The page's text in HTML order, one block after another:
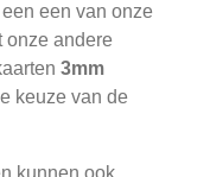
een van onze
onze andere
3mm
keuze van de
kunnen ook